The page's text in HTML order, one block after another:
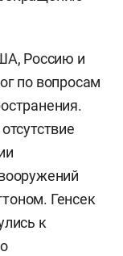
Россию и
по вопросам
Генсек
к